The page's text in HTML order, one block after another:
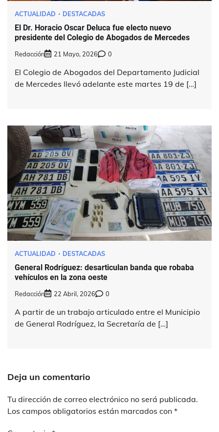
ACTUALIDAD DESTACADAS
El Dr. Horacio Oscar Deluca fue electo nuevo
presidente del Colegio de Abogados de Mercedes
Redacción 21 Mayo, 2026 0
El Colegio de Abogados del Departamento Judicial
de Mercedes llevó adelante este martes 19 de […]
ACTUALIDAD DESTACADAS
General Rodríguez: desarticulan banda que robaba
vehículos en la zona oeste
Redacción 22 Abril, 2026 0
A partir de un trabajo articulado entre el Municipio
de General Rodríguez, la Secretaría de […]
Deja un comentario
Tu dirección de correo electrónico no será publicada.
Los campos obligatorios están marcados con *